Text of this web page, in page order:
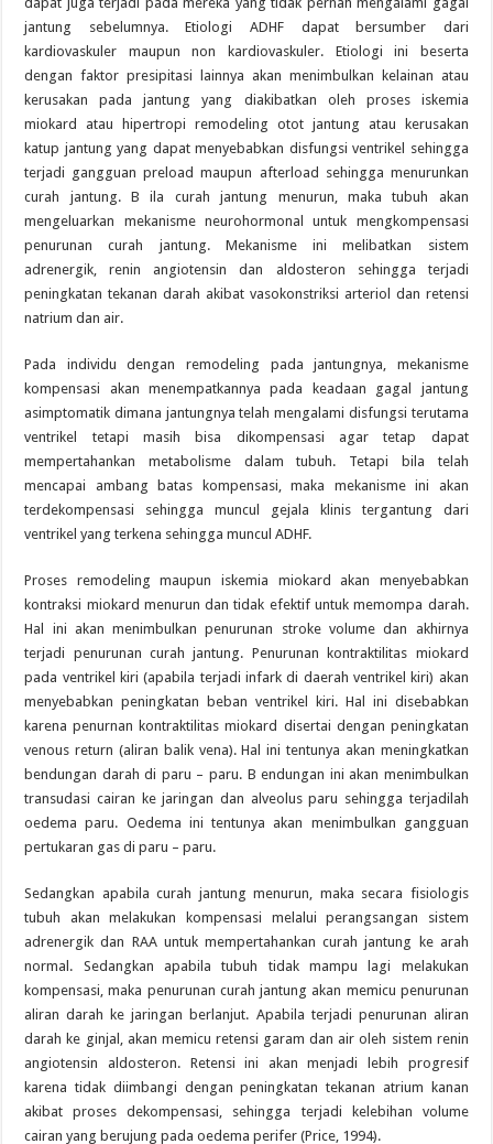
jantung sebelumnya. Etiologi ADHF dapat bersumber dari
kardiovaskuler maupun non kardiovaskuler. Etiologi ini beserta
dengan faktor presipitasi lainnya akan menimbulkan kelainan atau
kerusakan pada jantung yang diakibatkan oleh proses iskemia
miokard atau hipertropi remodeling otot jantung atau kerusakan
katup jantung yang dapat menyebabkan disfungsi ventrikel sehingga
terjadi gangguan preload maupun afterload sehingga menurunkan
curah jantung. B ila curah jantung menurun, maka tubuh akan
mengeluarkan mekanisme neurohormonal untuk mengkompensasi
penurunan curah jantung. Mekanisme ini melibatkan sistem
adrenergik, renin angiotensin dan aldosteron sehingga terjadi
peningkatan tekanan darah akibat vasokonstriksi arteriol dan retensi
natrium dan air.
Pada individu dengan remodeling pada jantungnya, mekanisme
kompensasi akan menempatkannya pada keadaan gagal jantung
asimptomatik dimana jantungnya telah mengalami disfungsi terutama
ventrikel tetapi masih bisa dikompensasi agar tetap dapat
mempertahankan metabolisme dalam tubuh. Tetapi bila telah
mencapai ambang batas kompensasi, maka mekanisme ini akan
terdekompensasi sehingga muncul gejala klinis tergantung dari
ventrikel yang terkena sehingga muncul ADHF.
Proses remodeling maupun iskemia miokard akan menyebabkan
kontraksi miokard menurun dan tidak efektif untuk memompa darah.
Hal ini akan menimbulkan penurunan stroke volume dan akhirnya
terjadi penurunan curah jantung. Penurunan kontraktilitas miokard
pada ventrikel kiri (apabila terjadi infark di daerah ventrikel kiri) akan
menyebabkan peningkatan beban ventrikel kiri. Hal ini disebabkan
karena penurnan kontraktilitas miokard disertai dengan peningkatan
venous return (aliran balik vena). Hal ini tentunya akan meningkatkan
bendungan darah di paru – paru. B endungan ini akan menimbulkan
transudasi cairan ke jaringan dan alveolus paru sehingga terjadilah
oedema paru. Oedema ini tentunya akan menimbulkan gangguan
pertukaran gas di paru – paru.
Sedangkan apabila curah jantung menurun, maka secara fisiologis
tubuh akan melakukan kompensasi melalui perangsangan sistem
adrenergik dan RAA untuk mempertahankan curah jantung ke arah
normal. Sedangkan apabila tubuh tidak mampu lagi melakukan
kompensasi, maka penurunan curah jantung akan memicu penurunan
aliran darah ke jaringan berlanjut. Apabila terjadi penurunan aliran
darah ke ginjal, akan memicu retensi garam dan air oleh sistem renin
angiotensin aldosteron. Retensi ini akan menjadi lebih progresif
karena tidak diimbangi dengan peningkatan tekanan atrium kanan
akibat proses dekompensasi, sehingga terjadi kelebihan volume
cairan yang berujung pada oedema perifer (Price, 1994).